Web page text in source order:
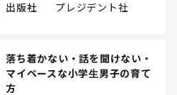
出版社
プレジデント社
落ち着かない・話を聞けない・
マイペースな小学生男子の育て
方